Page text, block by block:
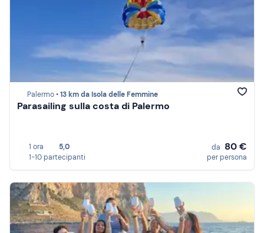
Palermo •13 km da Isola delle Femmine
Parasailing sulla costa di Palermo
1 ora
5,0
1-10 partecipanti
da 80 €
per persona